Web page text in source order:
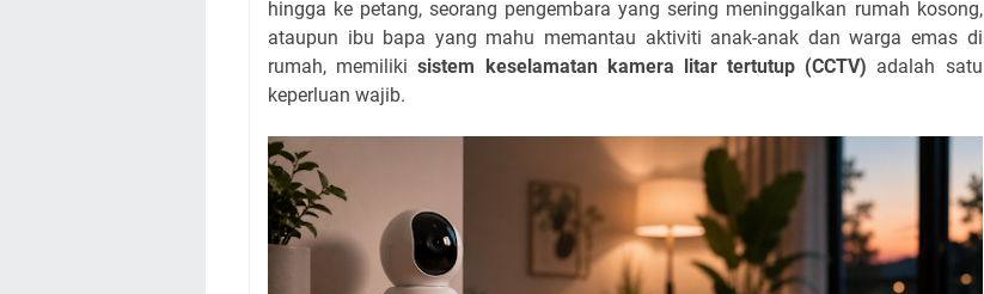
hingga ke petang, seorang pengembara yang sering meninggalkan rumah kosong,
ataupun ibu bapa yang mahu memantau aktiviti anak-anak dan warga emas di
rumah, memilikisistem keselamatan kamera litar tertutup (CCTV) adalah satu
keperluan wajib.